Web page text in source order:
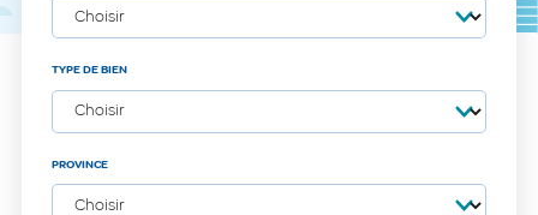
TYPE DE BIEN
PROVINCE